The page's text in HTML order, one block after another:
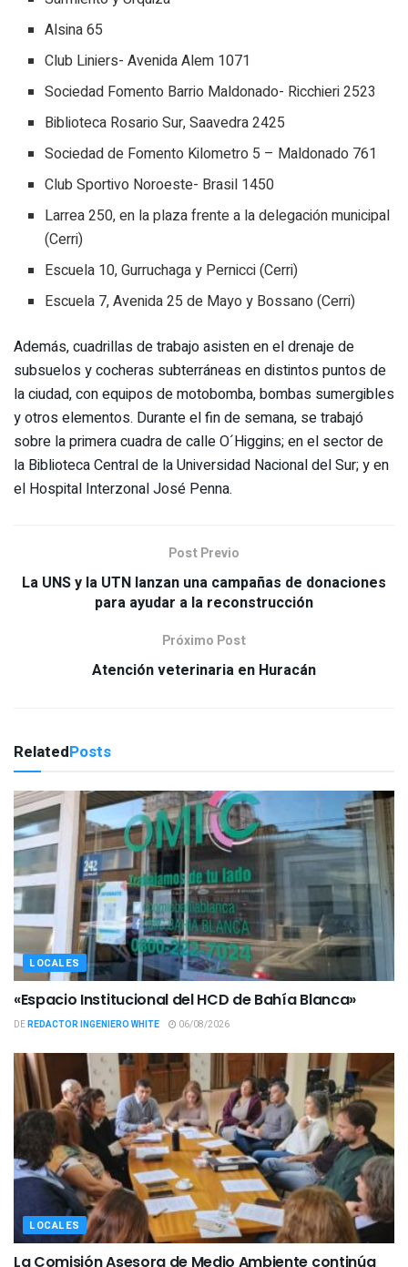
Alsina 65
Club Liniers- Avenida Alem 1071
Sociedad Fomento Barrio Maldonado- Ricchieri 2523
Biblioteca Rosario Sur, Saavedra 2425
Sociedad de Fomento Kilometro 5 – Maldonado 761
Club Sportivo Noroeste- Brasil 1450
Larrea 250, en la plaza frente a la delegación municipal
(Cerri)
Escuela 10, Gurruchaga y Pernicci (Cerri)
Escuela 7, Avenida 25 de Mayo y Bossano (Cerri)
Además, cuadrillas de trabajo asisten en el drenaje de
subsuelos y cocheras subterráneas en distintos puntos de
la ciudad, con equipos de motobomba, bombas sumergibles
y otros elementos. Durante el fin de semana, se trabajó
sobre la primera cuadra de calle O´Higgins; en el sector de
la Biblioteca Central de la Universidad Nacional del Sur; y en
el Hospital Interzonal José Penna.
Post Previo
La UNS y la UTN lanzan una campañas de donaciones
para ayudar a la reconstrucción
Próximo Post
Atención veterinaria en Huracán
RelatedPosts
LOCALES
«Espacio Institucional del HCD de Bahía Blanca»
DEREDACTOR INGENIERO WHITE 06/08/2026
LOCALES
La Comisión Asesora de Medio Ambiente continúa